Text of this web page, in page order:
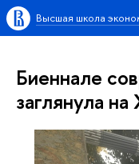
Высшая школа
Биеннале
заглянула